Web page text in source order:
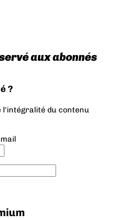
aux abonnés
?
l'intégralité du contenu